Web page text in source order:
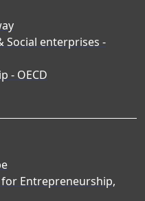
Social enterprises -
- OECD
for Entrepreneurship,